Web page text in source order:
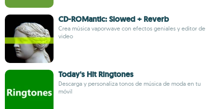
CD-ROMantic: Slowed + Reverb
Crea música vaporwave con efectos geniales y editor de
video
Today's Hit Ringtones
Descarga y personaliza tonos de música de moda en tu
móvil